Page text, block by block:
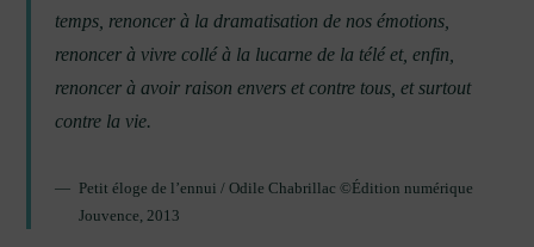
temps, renoncer à la dramatisation de nos émotions,
renoncer à vivre collé à la lucarne de la télé et, enfin,
renoncer à avoir raison envers et contre tous, et surtout
contre la vie.
Petit éloge de l’ennui / Odile Chabrillac ©Édition numérique
Jouvence, 2013